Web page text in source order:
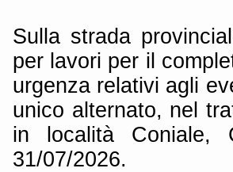
Sulla strada
per lavori per il
urgenza relativi agli
unico alternato, nel
in località Coniale,
31/07/2026.